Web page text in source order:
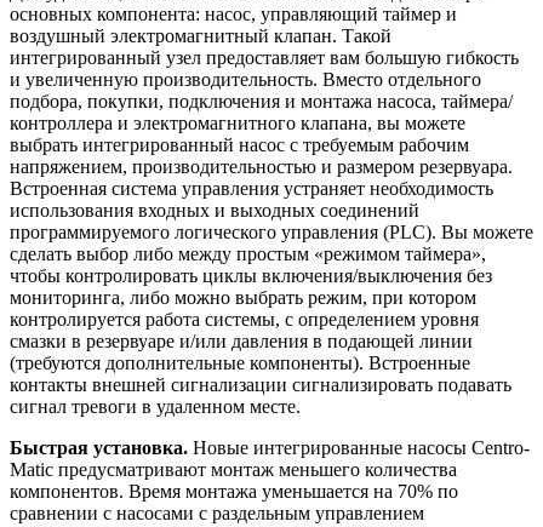
основных компонента: насос, управляющий таймер и
воздушный электромагнитный клапан. Такой
интегрированный узел предоставляет вам большую гибкость
и увеличенную производительность. Вместо отдельного
подбора, покупки, подключения и монтажа насоса, таймера/
контроллера и электромагнитного клапана, вы можете
выбрать интегрированный насос с требуемым рабочим
напряжением, производительностью и размером резервуара.
Встроенная система управления устраняет необходимость
использования входных и выходных соединений
программируемого логического управления (PLC). Вы можете
сделать выбор либо между простым «режимом таймера»,
чтобы контролировать циклы включения/выключения без
мониторинга, либо можно выбрать режим, при котором
контролируется работа системы, с определением уровня
смазки в резервуаре и/или давления в подающей линии
(требуются дополнительные компоненты). Встроенные
контакты внешней сигнализации сигнализировать подавать
сигнал тревоги в удаленном месте.
Быстрая установка. Новые интегрированные насосы Centro-
Matic предусматривают монтаж меньшего количества
компонентов. Время монтажа уменьшается на 70% по
сравнении с насосами с раздельным управлением